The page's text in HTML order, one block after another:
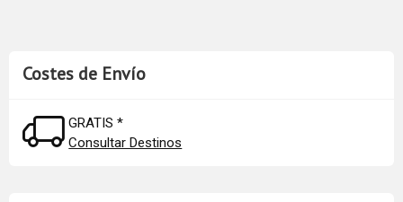
Costes de Envío
GRATIS *
Consultar Destinos